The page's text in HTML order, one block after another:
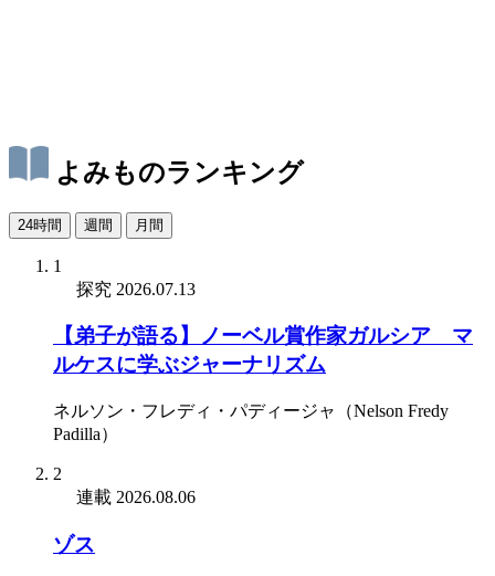
よみものランキング
24時間 週間 月間
1
探究 2026.07.13
【弟子が語る】ノーベル賞作家ガルシア゠マ
ルケスに学ぶジャーナリズム
ネルソン・フレディ・パディージャ（Nelson Fredy
Padilla）
2
連載 2026.08.06
ゾス